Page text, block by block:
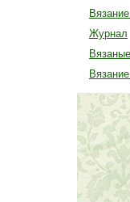
Журнал